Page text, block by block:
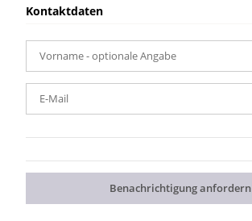
Kontaktdaten
Vorname- optionale Angabe
E-Mail
Benachrichtigung anfordern